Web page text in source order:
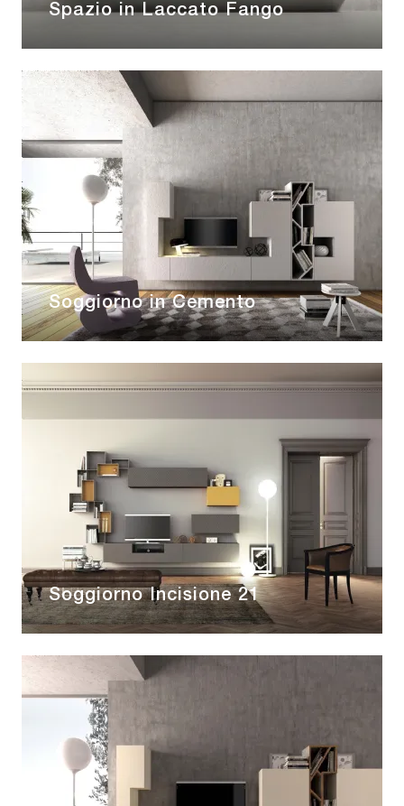
Spazio in Laccato Fango
Soggiorno in Cemento
Soggiorno Incisione 21